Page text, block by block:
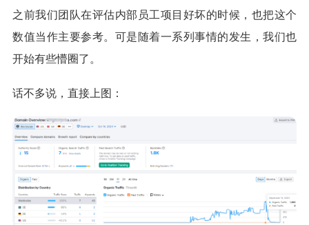
之前我们团队在评估内部员工项目好坏的时候，也把这个
数值当作主要参考。可是随着一系列事情的发生，我们也
开始有些懵圈了。
话不多说，直接上图：